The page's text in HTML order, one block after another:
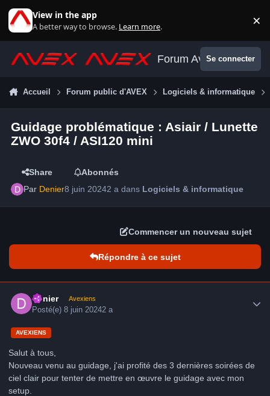
View in the app
A better way to browse. Learn more. ×
Forum AvexSe connecter
Accueil Forum public d'AVEX Logiciels & informatique
Guidage problématique : Asiair / Lunette
ZWO 30f4 / ASI120 mini
Share
Abonnés
Par Denier8 juin 20242 a dans Logiciels & informatique
Commencer un nouveau sujet
Répondre à ce sujet
Denier Avexiens
Posté(e)8 juin 20242 a
AVEXIENS
Salut à tous,
Nouveau venu au guidage, j'ai profité des 3 dernières soirées de
ciel clair pour tenter de mettre en œuvre le guidage avec mon
setup.